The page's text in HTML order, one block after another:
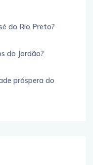
do Rio Preto?
do Jordão?
próspera do